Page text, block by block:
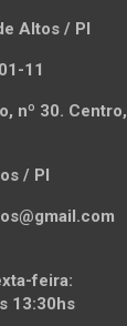
Altos / PI
11
nº 30. Centro,
/ PI
feira:
13:30hs